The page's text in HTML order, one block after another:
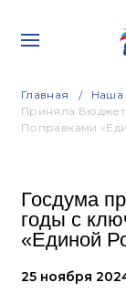
Главная Наша
Приняла
Поправками
Госдума
годы с
«Единой
25 ноября